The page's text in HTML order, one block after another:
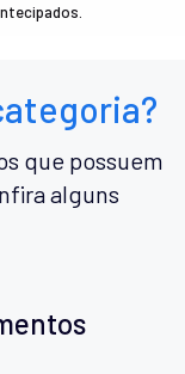
que possuem
alguns